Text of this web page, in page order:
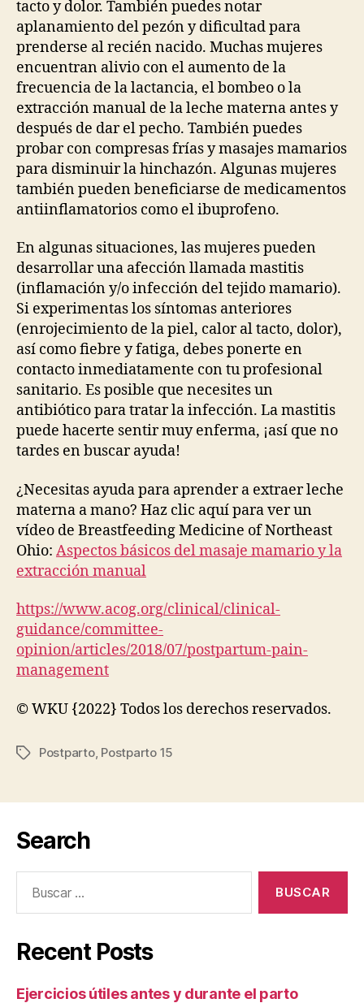
tacto y dolor. También puedes notar
aplanamiento del pezón y dificultad para
prenderse al recién nacido. Muchas mujeres
encuentran alivio con el aumento de la
frecuencia de la lactancia, el bombeo o la
extracción manual de la leche materna antes y
después de dar el pecho. También puedes
probar con compresas frías y masajes mamarios
para disminuir la hinchazón. Algunas mujeres
también pueden beneficiarse de medicamentos
antiinflamatorios como el ibuprofeno.
En algunas situaciones, las mujeres pueden
desarrollar una afección llamada mastitis
(inflamación y/o infección del tejido mamario).
Si experimentas los síntomas anteriores
(enrojecimiento de la piel, calor al tacto, dolor),
así como fiebre y fatiga, debes ponerte en
contacto inmediatamente con tu profesional
sanitario. Es posible que necesites un
antibiótico para tratar la infección. La mastitis
puede hacerte sentir muy enferma, ¡así que no
tardes en buscar ayuda!
¿Necesitas ayuda para aprender a extraer leche
materna a mano? Haz clic aquí para ver un
vídeo de Breastfeeding Medicine of Northeast
Ohio: Aspectos básicos del masaje mamario y la
extracción manual
https://www.acog.org/clinical/clinical-
guidance/committee-
opinion/articles/2018/07/postpartum-pain-
management
© WKU {2022} Todos los derechos reservados.
Etiquetas
Postparto, Postparto 15
Search
Recent Posts
Ejercicios útiles antes y durante el parto